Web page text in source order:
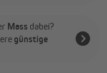
Mass dabei?
günstige